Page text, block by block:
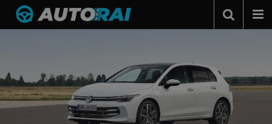
Autotests
Automerken